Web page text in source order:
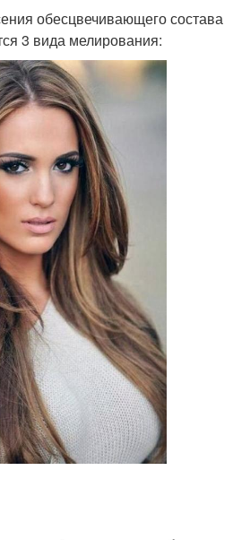
обесцвечивающего состава
3 вида мелирования: